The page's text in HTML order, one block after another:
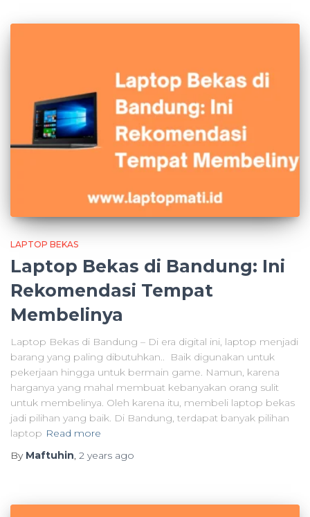
LAPTOP BEKAS
Laptop Bekas di Bandung: Ini
Rekomendasi Tempat
Membelinya
Laptop Bekas di Bandung – Di era digital ini, laptop menjadi
barang yang paling dibutuhkan.. Baik digunakan untuk
pekerjaan hingga untuk bermain game. Namun, karena
harganya yang mahal membuat kebanyakan orang sulit
untuk membelinya. Oleh karena itu, membeli laptop bekas
jadi pilihan yang baik. Di Bandung, terdapat banyak pilihan
laptop Read more
By Maftuhin, 2 years ago